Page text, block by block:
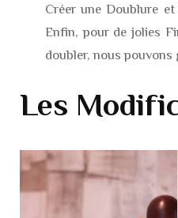
Créer une Doublure
Enfin, pour de jolies
doubler, nous pouvons
Les